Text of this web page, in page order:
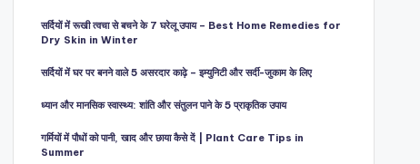
सर्दियों में रूखी त्वचा से बचने के 7 घरेलू उपाय – Best Home Remedies for
Dry Skin in Winter
सर्दियों में घर पर बनने वाले 5 असरदार काढ़े – इम्युनिटी और सर्दी-जुकाम के लिए
ध्यान और मानसिक स्वास्थ्य: शांति और संतुलन पाने के 5 प्राकृतिक उपाय
गर्मियों में पौधों को पानी, खाद और छाया कैसे दें | Plant Care Tips in
Summer